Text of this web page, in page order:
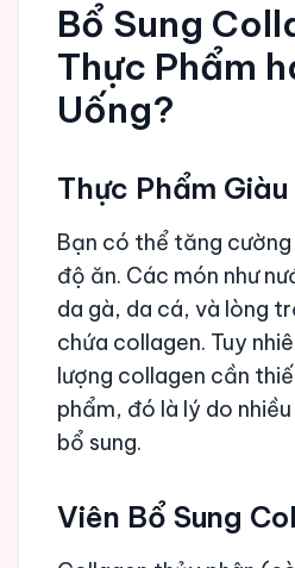
Bổ Sung
Thực Phẩm
Uống?
Thực Phẩm
Bạn có thể tăng
độ ăn. Các món như
da gà, da cá, và lòng
chứa collagen. Tuy
lượng collagen cần
phẩm, đó là lý do
bổ sung.
Viên Bổ Sung